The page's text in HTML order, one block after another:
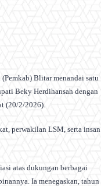
Blitar menandai satu
Beky Herdihansah dengan
(20/2/2026).
perwakilan LSM, serta insan
atas dukungan berbagai
Ia menegaskan, tahun